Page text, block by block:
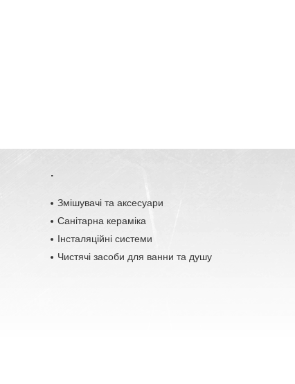
.
Змішувачі та аксесуари
Санітарна кераміка
Інсталяційні системи
Чистячі засоби для ванни та душу